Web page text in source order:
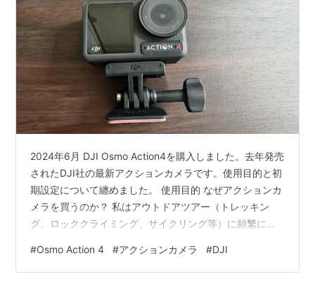
2024年6月 DJI Osmo Action4を購入しました。去年発売
されたDJI社の最新アクションカメラです。使用目的と初
期設定について纏めました。 使用目的 なぜアクションカ
メラを買うのか？ 私はアウトドアツアー（トレッキン
グ、ロッククライミング、サイクリング等）に頻繁に参
を購入したいと思っています。 普段はDJI社の小型ジン
バルカメラ（DJI Pocket2）をリュックに付けて撮影して
#Osmo Action 4 #アクションカメラ #DJI